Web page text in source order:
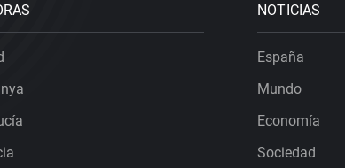
NOTICIAS
España
Mundo
Economía
Sociedad